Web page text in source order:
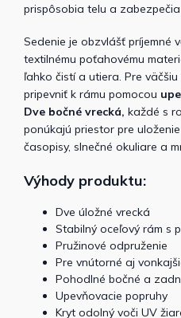
prispôsobia telu a
Sedenie je obzvlášť príjemné
textilnému poťahovému
ľahko čistí a utiera. Pre
pripevniť k rámu pomocou
Dve bočné vrecká, každé s
ponúkajú priestor pre
časopisy, slnečné okuliare a
Výhody produktu:
Dve úložné vrecká
Stabilný oceľový rám s
Pružinové odpruženie
Pre vnútorné aj
Pohodlné bočné a
Upevňovacie popruhy
Kryt odolný voči UV